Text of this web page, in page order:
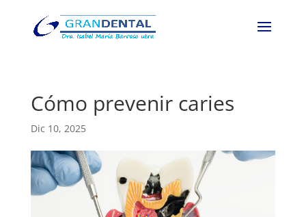
Cómo prevenir caries
Dic 10, 2025